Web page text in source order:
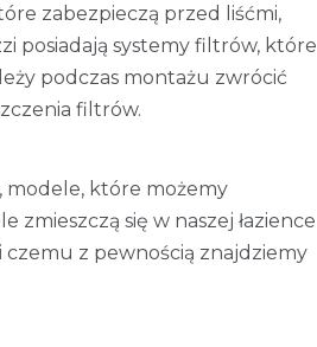
zabezpieczą przed liśćmi,
posiadają systemy filtrów, które
podczas montażu zwrócić
filtrów.
modele, które możemy
zmieszczą się w naszej łazience
czemu z pewnością znajdziemy